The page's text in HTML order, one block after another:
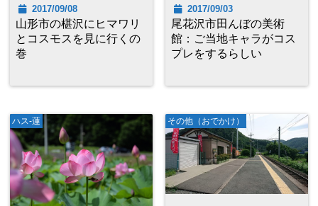
2017/09/08
山形市の椹沢にヒマワリ
とコスモスを見に行くの
巻
2017/09/03
尾花沢市田んぼの美術
館：ご当地キャラがコス
プレをするらしい
ハス-蓮 その他（おでかけ）